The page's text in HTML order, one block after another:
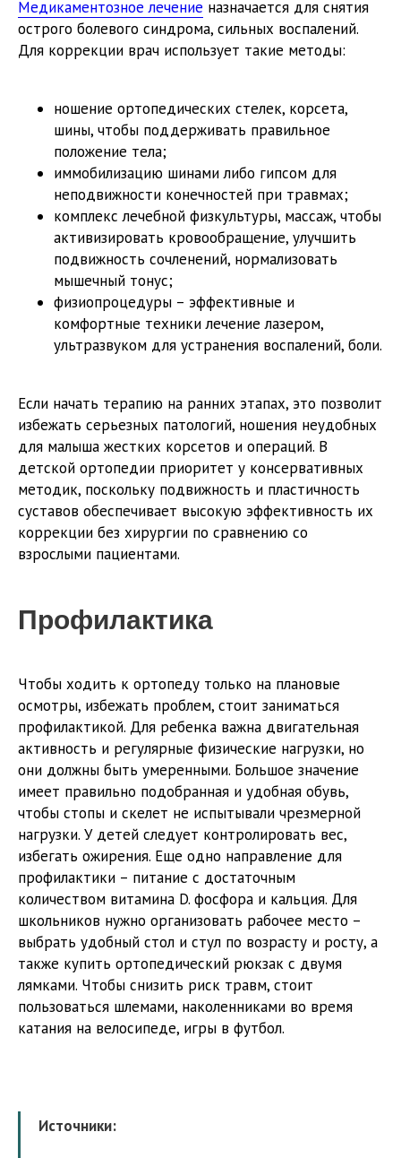
Медикаментозное лечение назначается для снятия
острого болевого синдрома, сильных воспалений.
Для коррекции врач использует такие методы:
ношение ортопедических стелек, корсета,
шины, чтобы поддерживать правильное
положение тела;
иммобилизацию шинами либо гипсом для
неподвижности конечностей при травмах;
комплекс лечебной физкультуры, массаж, чтобы
активизировать кровообращение, улучшить
подвижность сочленений, нормализовать
мышечный тонус;
физиопроцедуры – эффективные и
комфортные техники лечение лазером,
ультразвуком для устранения воспалений, боли.
Если начать терапию на ранних этапах, это позволит
избежать серьезных патологий, ношения неудобных
для малыша жестких корсетов и операций. В
детской ортопедии приоритет у консервативных
методик, поскольку подвижность и пластичность
суставов обеспечивает высокую эффективность их
коррекции без хирургии по сравнению со
взрослыми пациентами.
Профилактика
Чтобы ходить к ортопеду только на плановые
осмотры, избежать проблем, стоит заниматься
профилактикой. Для ребенка важна двигательная
активность и регулярные физические нагрузки, но
они должны быть умеренными. Большое значение
имеет правильно подобранная и удобная обувь,
чтобы стопы и скелет не испытывали чрезмерной
нагрузки. У детей следует контролировать вес,
избегать ожирения. Еще одно направление для
профилактики – питание с достаточным
количеством витамина D. фосфора и кальция. Для
школьников нужно организовать рабочее место –
выбрать удобный стол и стул по возрасту и росту, а
также купить ортопедический рюкзак с двумя
лямками. Чтобы снизить риск травм, стоит
пользоваться шлемами, наколенниками во время
катания на велосипеде, игры в футбол.
Источники: